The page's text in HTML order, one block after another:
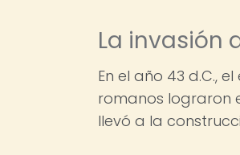
La invasión
En el año 43 d.C.,
romanos lograron
llevó a la